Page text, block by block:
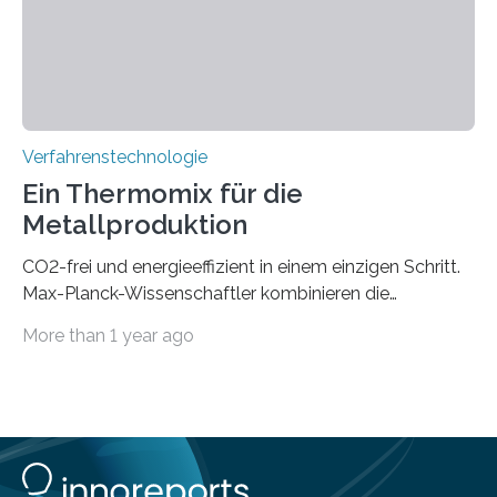
Verfahrenstechnologie
Ein Thermomix für die
Metallproduktion
CO2-frei und energieeffizient in einem einzigen Schritt.
Max-Planck-Wissenschaftler kombinieren die
von Metallen und Legierungen in einem einzigen,
der globalen CO2-Emissionen verantwortlich. Allein um
eine Tonne Eisen zu produzieren, werden zwei Tonnen
More than 1 year ago